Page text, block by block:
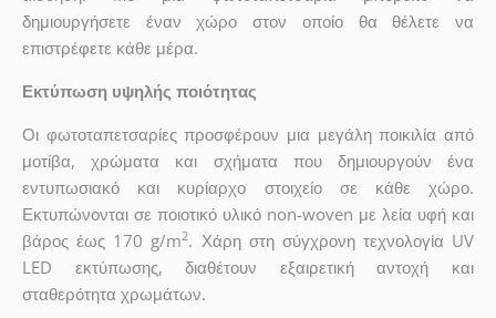
δημιουργήσετε έναν χώρο στον οποίο θα θέλετε να
επιστρέφετε κάθε μέρα.
Εκτύπωση υψηλής ποιότητας
Οι φωτοταπετσαρίες προσφέρουν μια μεγάλη ποικιλία από
μοτίβα, χρώματα και σχήματα που δημιουργούν ένα
εντυπωσιακό και κυρίαρχο στοιχείο σε κάθε χώρο.
Εκτυπώνονται σε ποιοτικό υλικό non-woven με λεία υφή και
βάρος έως 170 g/m2. Χάρη στη σύγχρονη τεχνολογία UV
LED εκτύπωσης, διαθέτουν εξαιρετική αντοχή και
σταθερότητα χρωμάτων.